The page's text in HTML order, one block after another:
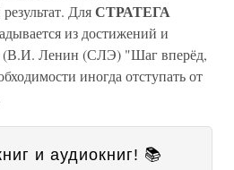
ДляСТРАТЕГА
из достижений и
(В.И. Ленин (СЛЭ) "Шаг вперёд,
иногда отступать от
и аудиокниг! 📚